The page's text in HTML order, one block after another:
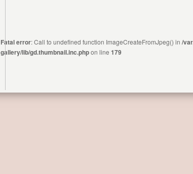
Fatal error: Call to undefined function ImageCreateFromJpeg() in /
gallery/lib/gd.thumbnail.inc.phpon line 179